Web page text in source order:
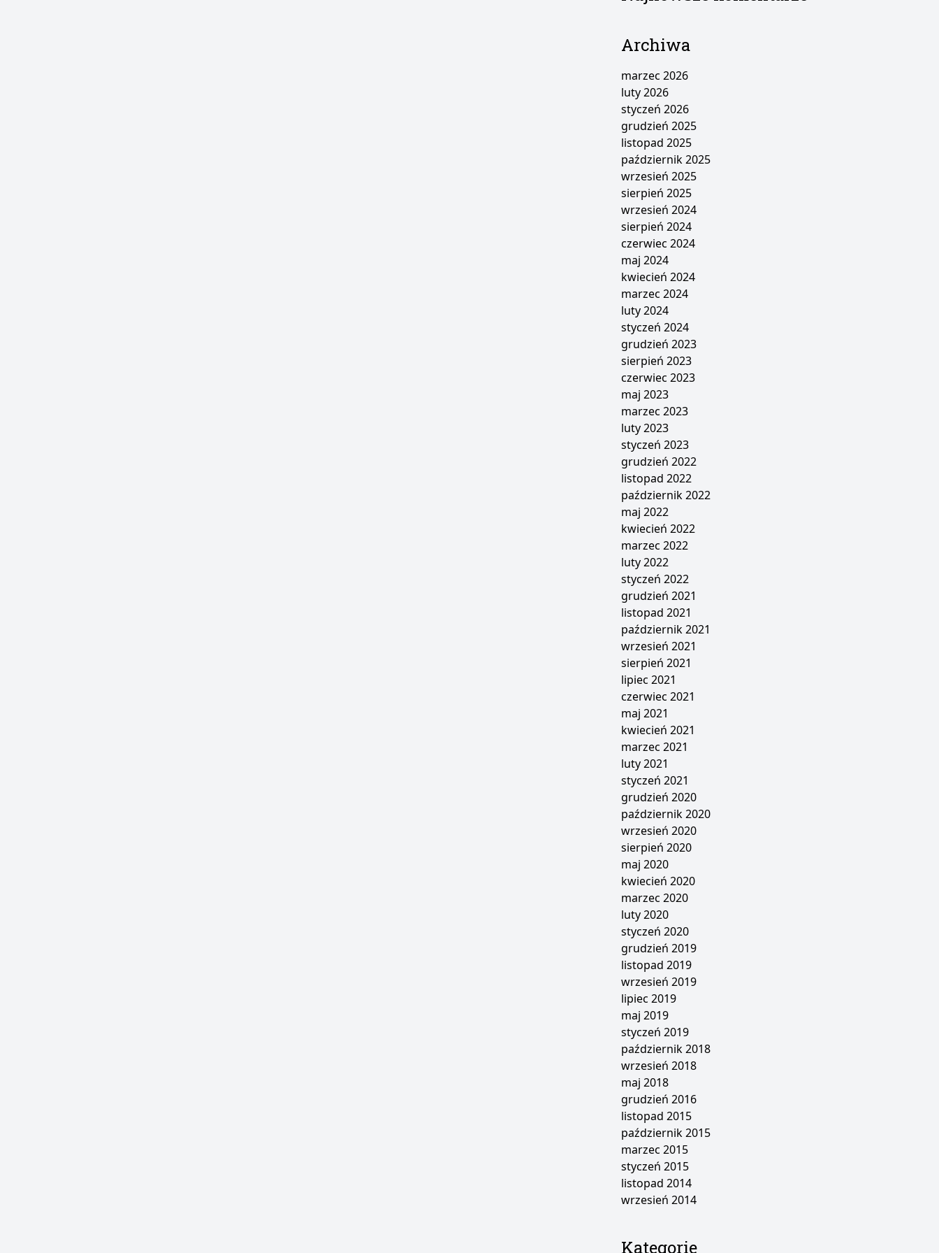
Archiwa
marzec 2026
luty 2026
styczeń 2026
grudzień 2025
listopad 2025
październik 2025
wrzesień 2025
sierpień 2025
wrzesień 2024
sierpień 2024
czerwiec 2024
maj 2024
kwiecień 2024
marzec 2024
luty 2024
styczeń 2024
grudzień 2023
sierpień 2023
czerwiec 2023
maj 2023
marzec 2023
luty 2023
styczeń 2023
grudzień 2022
listopad 2022
październik 2022
maj 2022
kwiecień 2022
marzec 2022
luty 2022
styczeń 2022
grudzień 2021
listopad 2021
październik 2021
wrzesień 2021
sierpień 2021
lipiec 2021
czerwiec 2021
maj 2021
kwiecień 2021
marzec 2021
luty 2021
styczeń 2021
grudzień 2020
październik 2020
wrzesień 2020
sierpień 2020
maj 2020
kwiecień 2020
marzec 2020
luty 2020
styczeń 2020
grudzień 2019
listopad 2019
wrzesień 2019
lipiec 2019
maj 2019
styczeń 2019
październik 2018
wrzesień 2018
maj 2018
grudzień 2016
listopad 2015
październik 2015
marzec 2015
styczeń 2015
listopad 2014
wrzesień 2014
Kategorie